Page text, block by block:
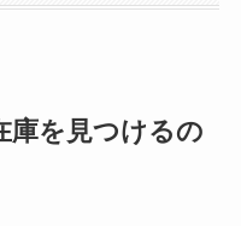
庫を見つけるの